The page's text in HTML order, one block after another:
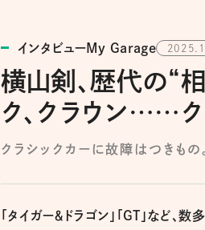
インタビューMy Garage
横山剣、歴代の“
ク、クラウン……
クラシックカーに故障はつきも
「タイガー＆ドラゴン」「GT」など